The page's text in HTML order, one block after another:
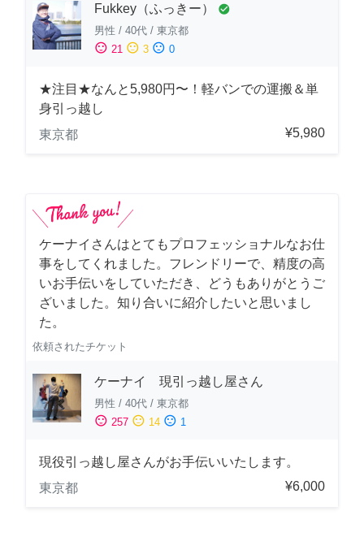
Fukkey（ふっきー） check_circle
男性 / 40代 / 東京都
sentiment_satisfied 21 sentiment_neutral 3 sentiment_dissatisfied 0
★注目★なんと5,980円〜！軽バンでの運搬＆単
身引っ越し
東京都
¥5,980
ケーナイさんはとてもプロフェッショナルなお仕
事をしてくれました。フレンドリーで、精度の高
いお手伝いをしていただき、どうもありがとうご
ざいました。知り合いに紹介したいと思いまし
た。
依頼されたチケット
ケーナイ 現引っ越し屋さん
男性 / 40代 / 東京都
sentiment_satisfied 257 sentiment_neutral 14 sentiment_dissatisfied 1
現役引っ越し屋さんがお手伝いいたします。
東京都
¥6,000